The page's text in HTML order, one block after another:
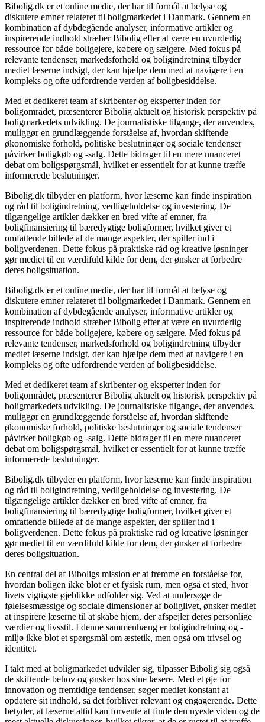
Bibolig.dk er et online medie, der har til formål at belyse og
diskutere emner relateret til boligmarkedet i Danmark. Gennem en
kombination af dybdegående analyser, informative artikler og
inspirerende indhold stræber Bibolig efter at være en uvurderlig
ressource for både boligejere, købere og sælgere. Med fokus på
relevante tendenser, markedsforhold og boligindretning tilbyder
mediet læserne indsigt, der kan hjælpe dem med at navigere i en
kompleks og ofte udfordrende verden af boligbesiddelse.
Med et dedikeret team af skribenter og eksperter inden for
boligområdet, præsenterer Bibolig aktuelt og historisk perspektiv på
boligmarkedets udvikling. De journalistiske tilgange, der anvendes,
muliggør en grundlæggende forståelse af, hvordan skiftende
økonomiske forhold, politiske beslutninger og sociale tendenser
påvirker boligkøb og -salg. Dette bidrager til en mere nuanceret
debat om boligspørgsmål, hvilket er essentielt for at kunne træffe
informerede beslutninger.
Bibolig.dk tilbyder en platform, hvor læserne kan finde inspiration
og råd til boligindretning, vedligeholdelse og investering. De
tilgængelige artikler dækker en bred vifte af emner, fra
boligfinansiering til bæredygtige boligformer, hvilket giver et
omfattende billede af de mange aspekter, der spiller ind i
boligverdenen. Dette fokus på praktiske råd og kreative løsninger
gør mediet til en værdifuld kilde for dem, der ønsker at forbedre
deres boligsituation.
Bibolig.dk er et online medie, der har til formål at belyse og
diskutere emner relateret til boligmarkedet i Danmark. Gennem en
kombination af dybdegående analyser, informative artikler og
inspirerende indhold stræber Bibolig efter at være en uvurderlig
ressource for både boligejere, købere og sælgere. Med fokus på
relevante tendenser, markedsforhold og boligindretning tilbyder
mediet læserne indsigt, der kan hjælpe dem med at navigere i en
kompleks og ofte udfordrende verden af boligbesiddelse.
Med et dedikeret team af skribenter og eksperter inden for
boligområdet, præsenterer Bibolig aktuelt og historisk perspektiv på
boligmarkedets udvikling. De journalistiske tilgange, der anvendes,
muliggør en grundlæggende forståelse af, hvordan skiftende
økonomiske forhold, politiske beslutninger og sociale tendenser
påvirker boligkøb og -salg. Dette bidrager til en mere nuanceret
debat om boligspørgsmål, hvilket er essentielt for at kunne træffe
informerede beslutninger.
Bibolig.dk tilbyder en platform, hvor læserne kan finde inspiration
og råd til boligindretning, vedligeholdelse og investering. De
tilgængelige artikler dækker en bred vifte af emner, fra
boligfinansiering til bæredygtige boligformer, hvilket giver et
omfattende billede af de mange aspekter, der spiller ind i
boligverdenen. Dette fokus på praktiske råd og kreative løsninger
gør mediet til en værdifuld kilde for dem, der ønsker at forbedre
deres boligsituation.
En central del af Biboligs mission er at fremme en forståelse for,
hvordan boligen ikke blot er et fysisk rum, men også et sted, hvor
livets vigtigste øjeblikke udfolder sig. Ved at undersøge de
følelsesmæssige og sociale dimensioner af boliglivet, ønsker mediet
at inspirere læserne til at skabe hjem, der afspejler deres personlige
værdier og livsstil. I denne sammenhæng er boligindretning og -
miljø ikke blot et spørgsmål om æstetik, men også om trivsel og
identitet.
I takt med at boligmarkedet udvikler sig, tilpasser Bibolig sig også
de skiftende behov og ønsker hos sine læsere. Med et øje for
innovation og fremtidige tendenser, søger mediet konstant at
opdatere sit indhold, så det forbliver relevant og engagerende. Dette
betyder, at læserne altid kan forvente at finde den nyeste viden og de